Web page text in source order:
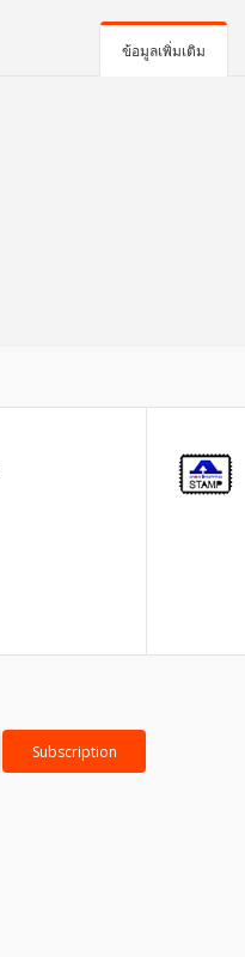
ข้อมูลเพิ่มเติม